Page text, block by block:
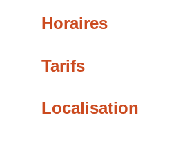
Horaires
Tarifs
Localisation